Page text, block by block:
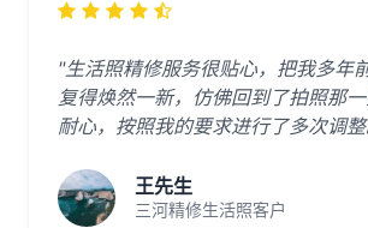
"生活照精修服务很贴心，把我多年
复得焕然一新，仿佛回到了拍照那
耐心，按照我的要求进行了多次调
王先生
三河精修生活照客户